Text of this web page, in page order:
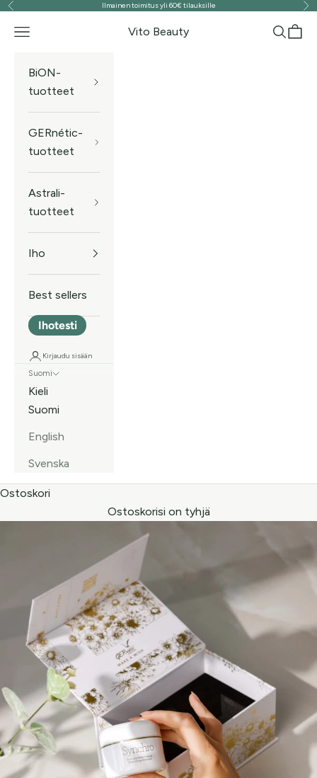
Siirry sisältöön
Edellinen Ilmainen toimitus yli 60€ tilauksille
Vito Beauty
Valikko Haku
BiON-
tuotteet
GERnétic-
tuotteet
Astrali-
tuotteet
Iho
Best sellers
Ihotesti
Kirjaudu sisään
Suomi
Kieli
Suomi
English
Svenska
Ostoskori
Ostoskorisi on tyhjä